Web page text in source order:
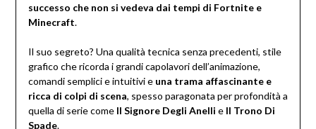
successo che non si vedeva dai tempi di Fortnite e
Minecraft.
Il suo segreto? Una qualità tecnica senza precedenti, stile
grafico che ricorda i grandi capolavori dell’animazione,
comandi semplici e intuitivi e una trama affascinante e
ricca di colpi di scena, spesso paragonata per profondità a
quella di serie come Il Signore Degli Anelli e Il Trono Di
Spade.